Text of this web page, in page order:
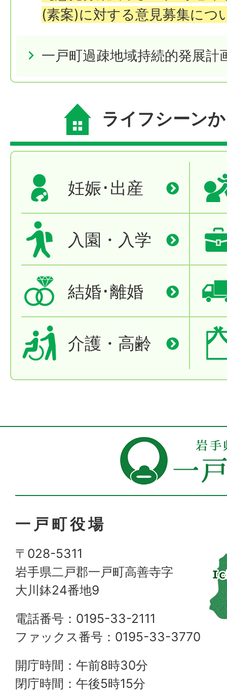
(素案)に対する意見募集につ
一戸町過疎地域持続的発展計
ライフシーン
妊娠･出産
入園・入学
結婚･離婚
介護・高齢
一戸町役場
〒028-5311
岩手県二戸郡一戸町高善寺字
大川鉢24番地9
電話番号：0195-33-2111
ファックス番号：0195-33-3770
開庁時間：午前8時30分
閉庁時間：午後5時15分